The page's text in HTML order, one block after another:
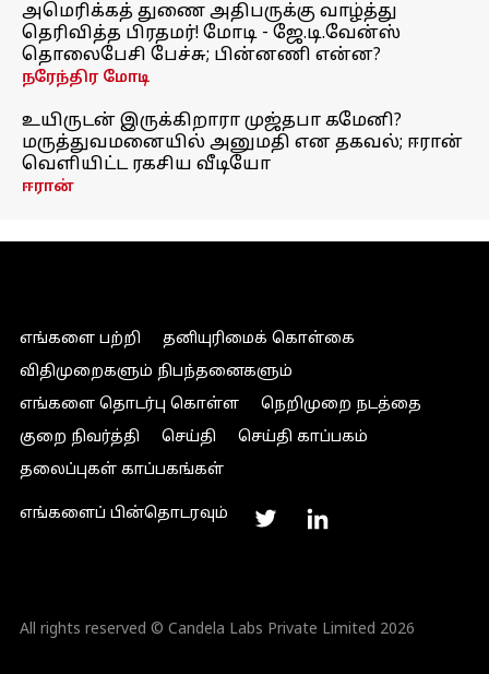
அமெரிக்கத் துணை அதிபருக்கு வாழ்த்து
தெரிவித்த பிரதமர்! மோடி - ஜே.டி.வேன்ஸ்
தொலைபேசி பேச்சு; பின்னணி என்ன?
நரேந்திர மோடி
உயிருடன் இருக்கிறாரா முஜ்தபா கமேனி?
மருத்துவமனையில் அனுமதி என தகவல்; ஈரான்
வெளியிட்ட ரகசிய வீடியோ
ஈரான்
எங்களை பற்றி
தனியுரிமைக் கொள்கை
விதிமுறைகளும் நிபந்தனைகளும்
எங்களை தொடர்பு கொள்ள
நெறிமுறை நடத்தை
குறை நிவர்த்தி
செய்தி
செய்தி காப்பகம்
தலைப்புகள் காப்பகங்கள்
எங்களைப் பின்தொடரவும்
All rights reserved © Candela Labs Private Limited 2026